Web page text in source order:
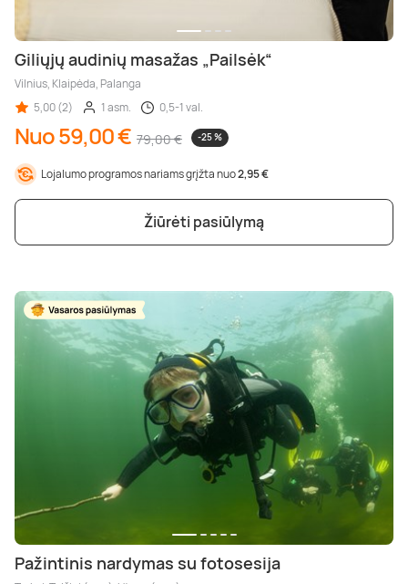
Giliųjų audinių masažas „Pailsėk“
Vilnius, Klaipėda, Palanga
5,00 (2)
1 asm. 0,5-1 val.
Nuo 59,00 € 79,00 € -25 %
Lojalumo programos nariams grįžta nuo2,95 €
Žiūrėti pasiūlymą
Pažintinis nardymas su fotosesija